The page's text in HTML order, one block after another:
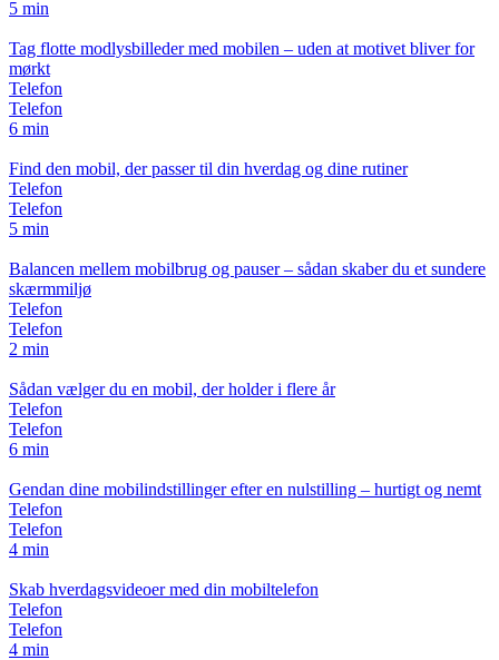
5 min
Tag flotte modlysbilleder med mobilen – uden at motivet bliver for
mørkt
Telefon
Telefon
6 min
Find den mobil, der passer til din hverdag og dine rutiner
Telefon
Telefon
5 min
Balancen mellem mobilbrug og pauser – sådan skaber du et sundere
skærmmiljø
Telefon
Telefon
2 min
Sådan vælger du en mobil, der holder i flere år
Telefon
Telefon
6 min
Gendan dine mobilindstillinger efter en nulstilling – hurtigt og nemt
Telefon
Telefon
4 min
Skab hverdagsvideoer med din mobiltelefon
Telefon
Telefon
4 min